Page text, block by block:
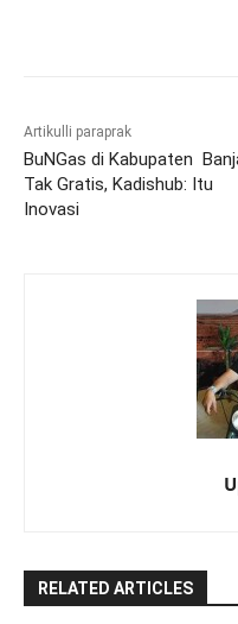
Artikulli paraprak
BuNGas di Kabupaten
Tak Gratis, Kadishub: Itu
Inovasi
RELATED ARTICLES